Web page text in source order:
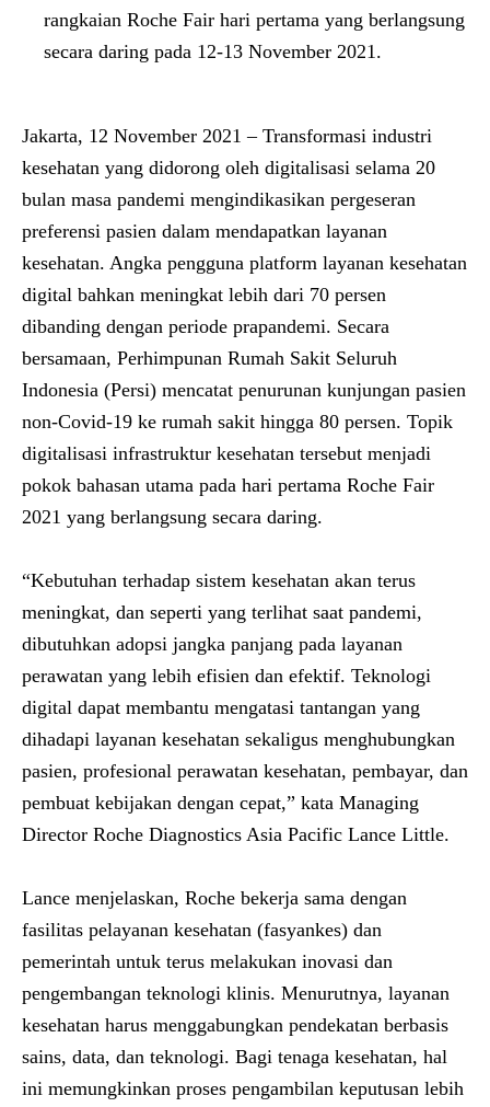
rangkaian Roche Fair hari pertama yang berlangsung
secara daring pada 12-13 November 2021.
Jakarta, 12 November 2021 – Transformasi industri
kesehatan yang didorong oleh digitalisasi selama 20
bulan masa pandemi mengindikasikan pergeseran
preferensi pasien dalam mendapatkan layanan
kesehatan. Angka pengguna platform layanan kesehatan
digital bahkan meningkat lebih dari 70 persen
dibanding dengan periode prapandemi. Secara
bersamaan, Perhimpunan Rumah Sakit Seluruh
Indonesia (Persi) mencatat penurunan kunjungan pasien
non-Covid-19 ke rumah sakit hingga 80 persen. Topik
digitalisasi infrastruktur kesehatan tersebut menjadi
pokok bahasan utama pada hari pertama Roche Fair
2021 yang berlangsung secara daring.
“Kebutuhan terhadap sistem kesehatan akan terus
meningkat, dan seperti yang terlihat saat pandemi,
dibutuhkan adopsi jangka panjang pada layanan
perawatan yang lebih efisien dan efektif. Teknologi
digital dapat membantu mengatasi tantangan yang
dihadapi layanan kesehatan sekaligus menghubungkan
pasien, profesional perawatan kesehatan, pembayar, dan
pembuat kebijakan dengan cepat,” kata Managing
Director Roche Diagnostics Asia Pacific Lance Little.
Lance menjelaskan, Roche bekerja sama dengan
fasilitas pelayanan kesehatan (fasyankes) dan
pemerintah untuk terus melakukan inovasi dan
pengembangan teknologi klinis. Menurutnya, layanan
kesehatan harus menggabungkan pendekatan berbasis
sains, data, dan teknologi. Bagi tenaga kesehatan, hal
ini memungkinkan proses pengambilan keputusan lebih